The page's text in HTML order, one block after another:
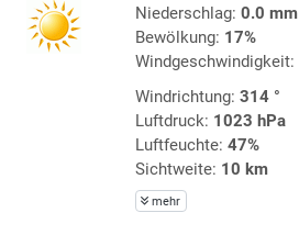
Niederschlag: 0.0 mm
Bewölkung: 17%
Windgeschwindigkeit:
Windrichtung: 314 °
Luftdruck: 1023 hPa
Luftfeuchte: 47%
Sichtweite: 10 km
mehr